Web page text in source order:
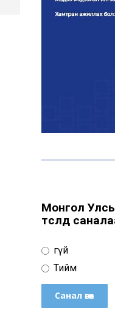
Монгол
төсөлд
Үгүй
Тийм